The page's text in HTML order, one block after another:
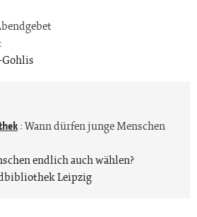
:Wann dürfen junge Menschen
endlich auch wählen?
Leipzig